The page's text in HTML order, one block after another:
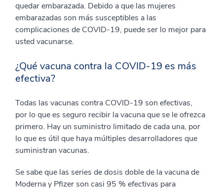
quedar embarazada. Debido a que las mujeres
embarazadas son más susceptibles a las
complicaciones de COVID-19, puede ser lo mejor para
usted vacunarse.
¿Qué vacuna contra la COVID-19 es más
efectiva?
Todas las vacunas contra COVID-19 son efectivas,
por lo que es seguro recibir la vacuna que se le ofrezca
primero. Hay un suministro limitado de cada una, por
lo que es útil que haya múltiples desarrolladores que
suministran vacunas.
Se sabe que las series de dosis doble de la vacuna de
Moderna y Pfizer son casi 95 % efectivas para